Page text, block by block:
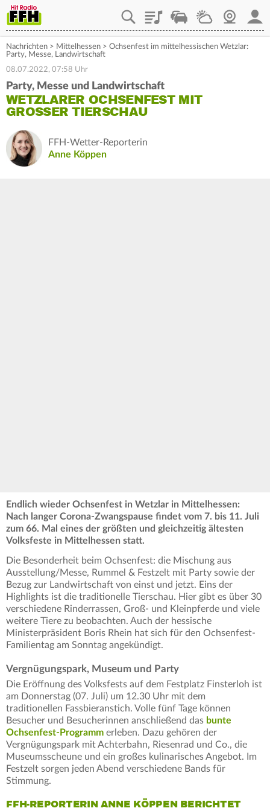
PlaylistStaupilotWetterWebcam
Nachrichten > Mittelhessen > Ochsenfest im mittelhessischen Wetzlar:
Party, Messe, Landwirtschaft
08.07.2022, 07:58 Uhr
Party, Messe und Landwirtschaft
WETZLARER OCHSENFEST MIT
GROSSER TIERSCHAU
FFH-Wetter-Reporterin
Anne Köppen
Endlich wieder Ochsenfest in Wetzlar in Mittelhessen:
Nach langer Corona-Zwangspause findet vom 7. bis 11. Juli
zum 66. Mal eines der größten und gleichzeitig ältesten
Volksfeste in Mittelhessen statt.
Die Besonderheit beim Ochsenfest: die Mischung aus
Ausstellung/Messe, Rummel & Festzelt mit Party sowie der
Bezug zur Landwirtschaft von einst und jetzt. Eins der
Highlights ist die traditionelle Tierschau. Hier gibt es über 30
verschiedene Rinderrassen, Groß- und Kleinpferde und viele
weitere Tiere zu beobachten. Auch der hessische
Ministerpräsident Boris Rhein hat sich für den Ochsenfest-
Familientag am Sonntag angekündigt.
Vergnügungspark, Museum und Party
Die Eröffnung des Volksfests auf dem Festplatz Finsterloh ist
am Donnerstag (07. Juli) um 12.30 Uhr mit dem
traditionellen Fassbieranstich. Volle fünf Tage können
Besucher und Besucherinnen anschließend das bunte
Ochsenfest-Programm erleben. Dazu gehören der
Vergnügungspark mit Achterbahn, Riesenrad und Co., die
Museumsscheune und ein großes kulinarisches Angebot. Im
Festzelt sorgen jeden Abend verschiedene Bands für
Stimmung.
FFH-REPORTERIN ANNE KÖPPEN BERICHTET